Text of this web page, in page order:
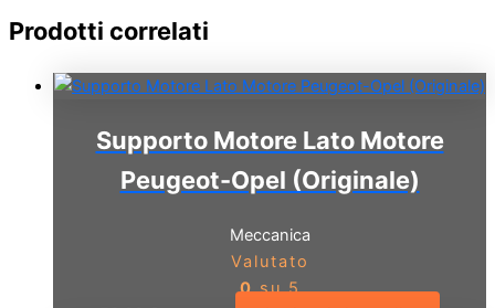
Prodotti correlati
Supporto Motore Lato Motore
Peugeot-Opel (Originale)
Meccanica
Valutato
0su 5